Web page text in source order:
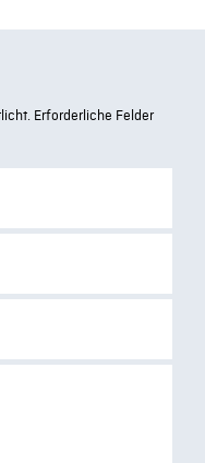
Erforderliche Felder